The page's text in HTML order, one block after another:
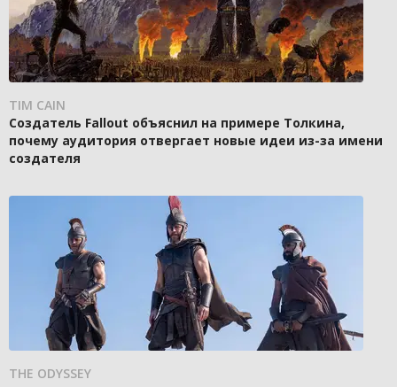
TIM CAIN
Создатель Fallout объяснил на примере Толкина,
почему аудитория отвергает новые идеи из-за имени
создателя
THE ODYSSEY